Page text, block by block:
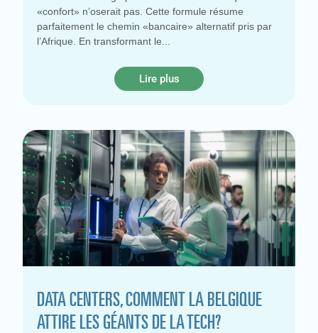
«confort» n’oserait pas. Cette formule résume
parfaitement le chemin «bancaire» alternatif pris par
l’Afrique. En transformant le
Lire plus
DATA CENTERS, COMMENT LA BELGIQUE
ATTIRE LES GÉANTS DE LA TECH?